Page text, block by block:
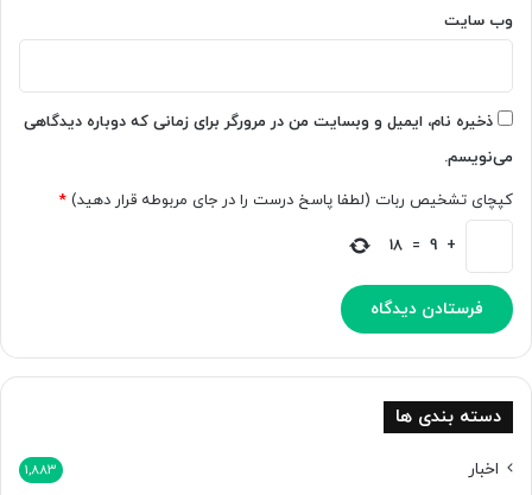
و
ا
ن
ر
ت
ی‌
ک
ن
ی
ل
م
ی‌
ا
وب‌ سایت
ذخیره نام، ایمیل و وبسایت من در مرورگر برای زمانی که دوباره دیدگاهی
می‌نویسم.
کپچای تشخیص ربات (لطفا پاسخ درست را در جای مربوطه قرار دهید) *
+
9
=
18
دسته بندی ها
اخبار 1,883